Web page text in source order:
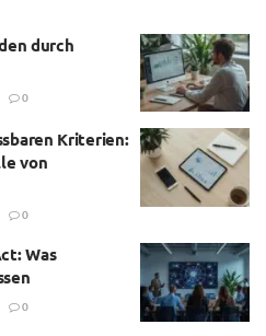
durch
0
Kriterien:
von
0
Was
0